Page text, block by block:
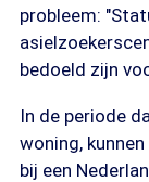
probleem:
bedoeld zijn
In de periode
woning,
bij een